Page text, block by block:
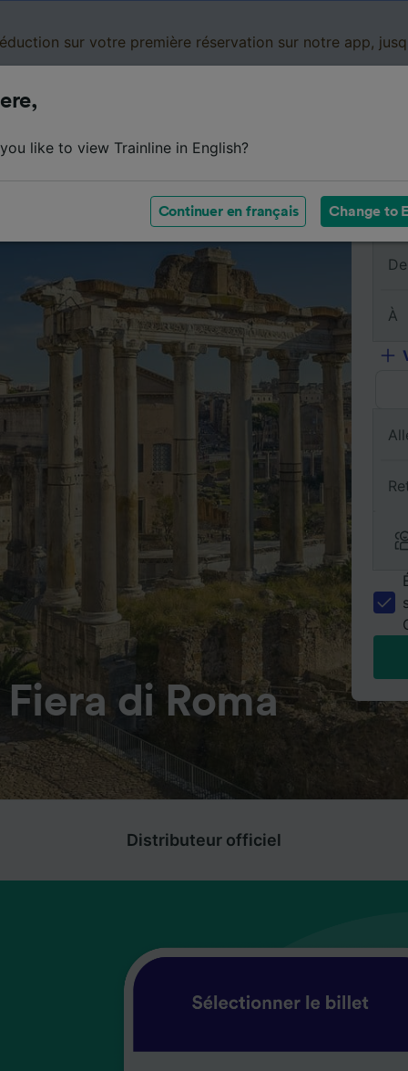
sur votre première réservation sur notre app,
di Roma
De
À
Distributeur officiel
like to view Trainline in English?
Continuer en français Change to